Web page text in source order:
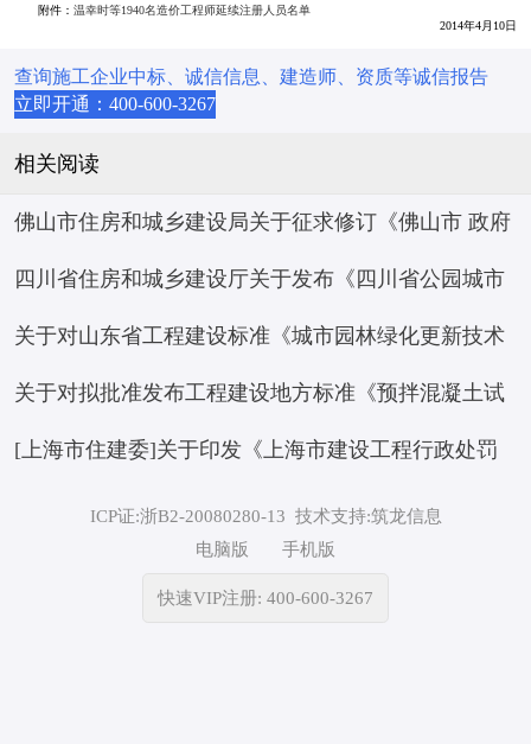
附件： 温幸时等1940名造价工程师延续注册人员名单
2014年4月10日
查询施工企业中标、诚信信息、建造师、资质等诚信报告
立即开通：400-600-3267
相关阅读
佛山市住房和城乡建设局关于征求修订《佛山市 政府
投资房屋市政工程项目标后履约评价 管理办法（试
行）》意见的函
四川省住房和城乡建设厅关于发布《四川省公园城市
建设评价标准》等 10项四川省工程建设地方标准的通
知
关于对山东省工程建设标准《城市园林绿化更新技术
标准》征求意见的函
关于对拟批准发布工程建设地方标准《预拌混凝土试
验与应用技术标准》进行公示的通知
[上海市住建委]关于印发《上海市建设工程行政处罚
裁量基准（2026年版）》的通知 沪建规范〔2026〕6
ICP证:浙B2-20080280-13 技术支持:筑龙信息
电脑版
手机版
快速VIP注册: 400-600-3267